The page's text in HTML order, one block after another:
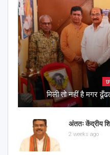
मिली तो नहीं है मगर
अंततः केंद्रीय
2 weeks ago